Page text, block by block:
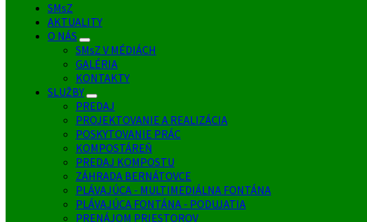
SMsZ
AKTUALITY
O NÁS
SMsZ V MÉDIÁCH
GALÉRIA
KONTAKTY
SLUŽBY
PREDAJ
PROJEKTOVANIE A REALIZÁCIA
POSKYTOVANIE PRÁC
KOMPOSTÁREŇ
PREDAJ KOMPOSTU
ZÁHRADA BERNÁTOVCE
PLÁVAJÚCA - MULTIMEDIÁLNA FONTÁNA
PLÁVAJÚCA FONTÁNA - PODUJATIA
PRENÁJOM PRIESTOROV